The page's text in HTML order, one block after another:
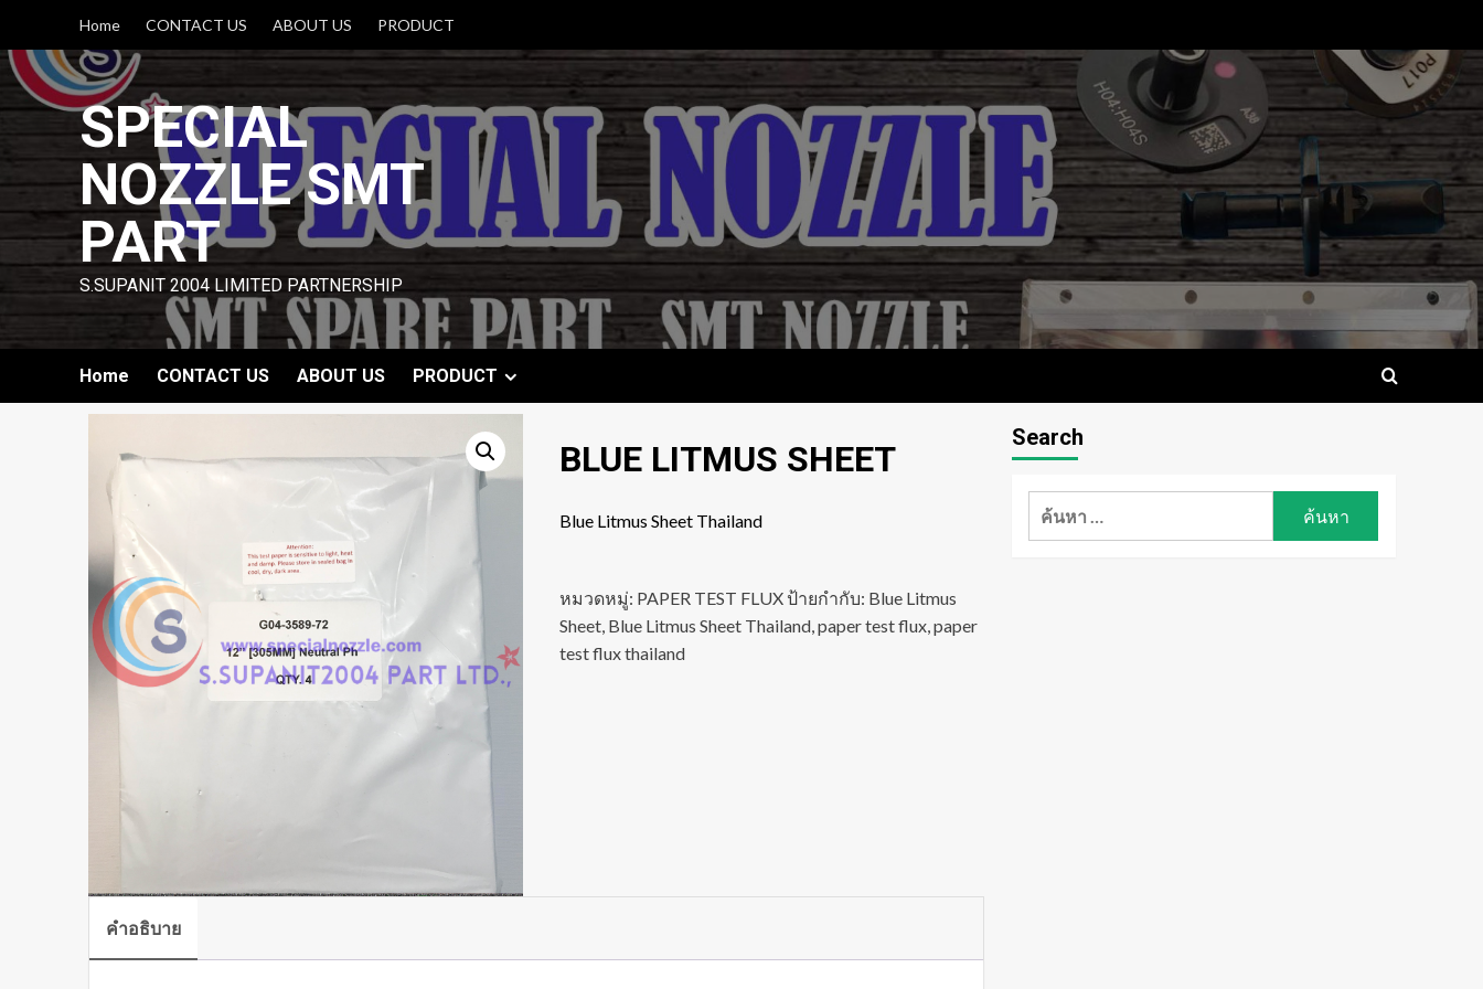
content
Home CONTACT US ABOUT US PRODUCT
SPECIAL
NOZZLE SMT
PART
S.SUPANIT 2004 LIMITED PARTNERSHIP
Home CONTACT US ABOUT US PRODUCT
BLUE LITMUS SHEET
Blue Litmus Sheet Thailand
หมวดหมู่: PAPER TEST FLUXป้ายกำกับ: Blue Litmus
Sheet, Blue Litmus Sheet Thailand,paper test flux,paper
test flux thailand
คำอธิบาย
Search
ค้นหา